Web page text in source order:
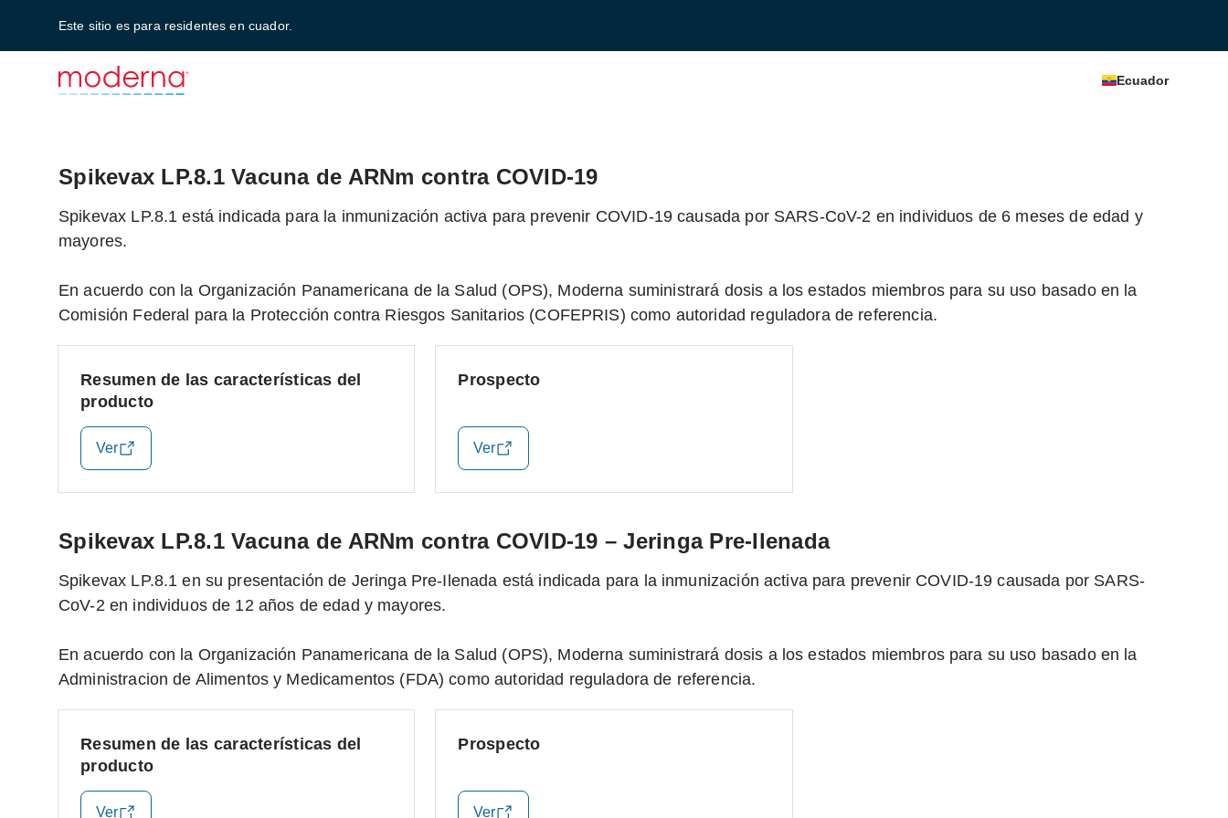
Este sitio es para residentes en cuador.
Ecuador
Spikevax LP.8.1 Vacuna de ARNm contra COVID-19
Spikevax LP.8.1 está indicada para la inmunización activa para prevenir COVID-19 causada por SARS-CoV-2 en individuos de 6 meses de edad y
mayores.
En acuerdo con la Organización Panamericana de la Salud (OPS), Moderna suministrará dosis a los estados miembros para su uso basado en la
Comisión Federal para la Protección contra Riesgos Sanitarios (COFEPRIS) como autoridad reguladora de referencia.
Resumen de las características del
producto
Ver
Prospecto
Ver
Spikevax LP.8.1 Vacuna de ARNm contra COVID-19 – Jeringa Pre-Ilenada
Spikevax LP.8.1 en su presentación de Jeringa Pre-Ilenada está indicada para la inmunización activa para prevenir COVID-19 causada por SARS-
CoV-2 en individuos de 12 años de edad y mayores.
En acuerdo con la Organización Panamericana de la Salud (OPS), Moderna suministrará dosis a los estados miembros para su uso basado en la
Administracion de Alimentos y Medicamentos (FDA) como autoridad reguladora de referencia.
Resumen de las características del
producto
Ver
Prospecto
Ver